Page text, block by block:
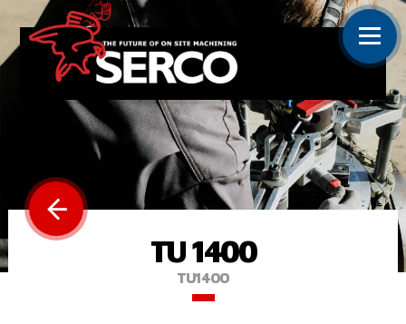
TU 1400
TU1400